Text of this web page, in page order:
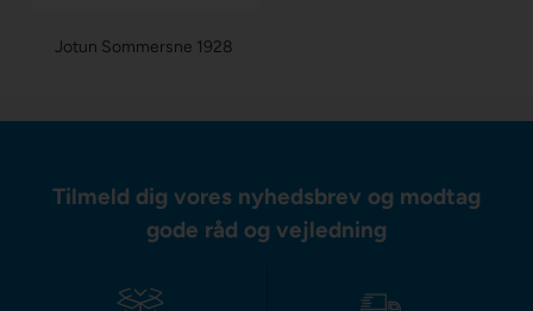
Jotun Sommersne 1928
Tilmeld dig vores nyhedsbrev og modtag
gode råd og vejledning